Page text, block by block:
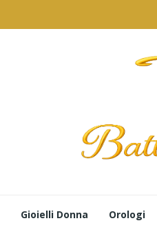
Gioielli Donna Orologi